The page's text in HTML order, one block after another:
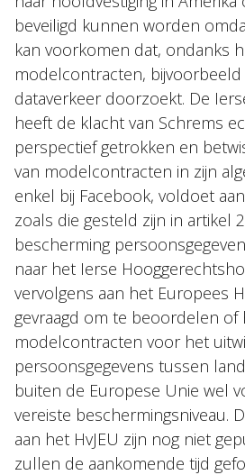
beveiligd kunnen worden
kan voorkomen dat, ondanks
modelcontracten, bijvoorbeeld
dataverkeer doorzoekt. De
heeft de klacht van Schrems
perspectief getrokken en
van modelcontracten in zijn
enkel bij Facebook, voldoet
zoals die gesteld zijn in artikel
bescherming
naar het Ierse
vervolgens aan het Europees
gevraagd om te beoordelen of
modelcontracten voor het
persoonsgegevens tussen
buiten de Europese Unie wel
vereiste beschermingsniveau.
aan het HvJEU zijn nog niet
zullen de aankomende tijd